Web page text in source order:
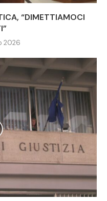
“DIMETTIAMOCI
2026